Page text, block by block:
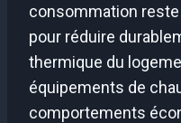
consommation
pour réduire
thermique du
équipements de
comportements